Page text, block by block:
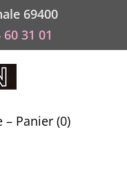
69400
31 01
– Panier (0)